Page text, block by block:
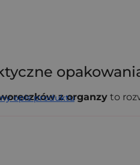
z organzy to
opis produktu